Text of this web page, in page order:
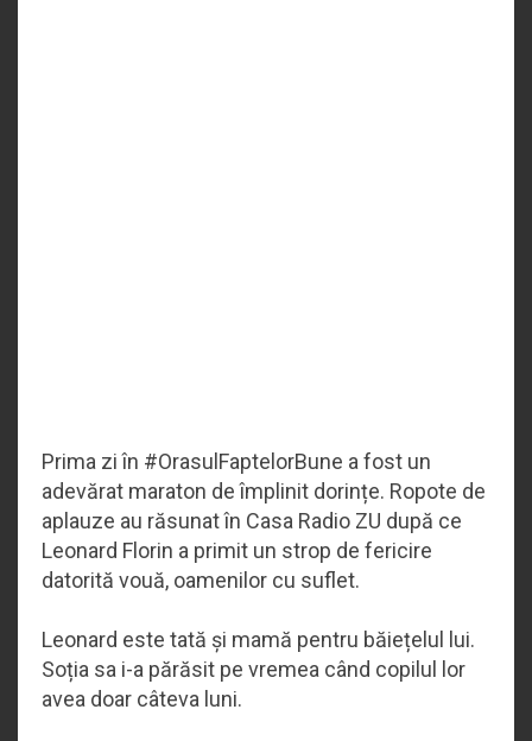
Prima zi în #OrasulFaptelorBune a fost un
adevărat maraton de împlinit dorințe. Ropote de
aplauze au răsunat în Casa Radio ZU după ce
Leonard Florin a primit un strop de fericire
datorită vouă, oamenilor cu suflet.
Leonard este tată și mamă pentru băiețelul lui.
Soția sa i-a părăsit pe vremea când copilul lor
avea doar câteva luni.